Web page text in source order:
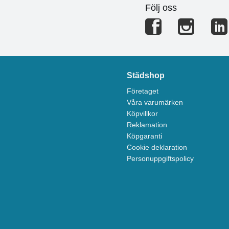
● Använd bottningslist av slutna celler (polyeten)
Följ oss
Städshop
Företaget
Våra varumärken
Köpvillkor
Reklamation
Köpgaranti
Cookie deklaration
Personuppgiftspolicy